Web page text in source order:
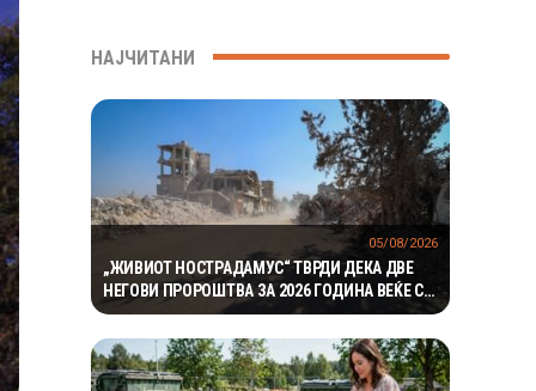
НАЈЧИТАНИ
„ЖИВИОТ НОСТРАДАМУС“ ТВРДИ ДЕКА ДВЕ
НЕГОВИ ПРОРОШТВА ЗА 2026 ГОДИНА ВЕЌЕ СЕ
ОСТВАРИЛЕ – СЕГА ПРЕДУПРЕДУВА НА ТРЕТО
05/08/2026